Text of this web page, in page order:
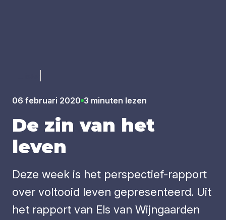
06 februari 2020 3 minuten lezen
De zin van het
leven
Deze week is het perspectief-rapport
over voltooid leven gepresenteerd. Uit
het rapport van Els van Wijngaarden